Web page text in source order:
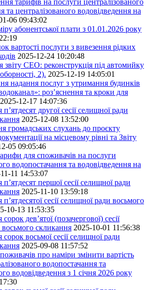
та централізованого водовідведення на
06 09:43:02
абонентської плати з 01.01.2026 року
вартості послуги з вивезення рідких
2025-12-24 10:20:48
СЕО: реконструкція під автомийку
2). 2025-12-19 14:05:01
надання послуг з утримання будинків
роз’яснення та кроки для
2025-12-17 14:07:36
другої сесії селищної ради
2025-12-08 13:52:00
громадських слухань до проєкту
на місцевому рівні та Звіту
05 09:05:46
для споживачів на послуги
водопостачання та водовідведення на
11 14:53:07
першої сесії селищної ради
2025-11-10 13:59:18
сесії селищної ради восьмого
10-13 11:53:35
дев’ятої (позачергової) сесії
скликання 2025-10-01 11:56:38
восьмої сесії селищної ради
2025-09-08 11:57:52
про наміри змінити вартість
водопостачання та
водовідведення з 1 січня 2026 року